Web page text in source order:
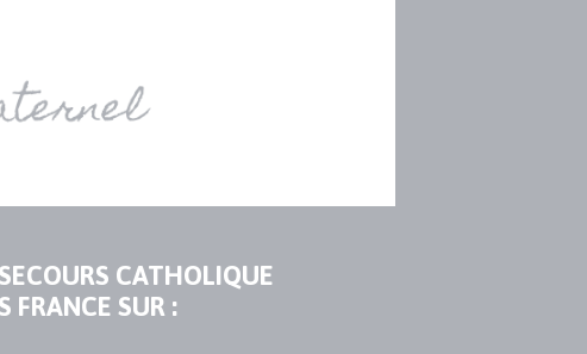
CATHOLIQUE
FRANCE SUR :